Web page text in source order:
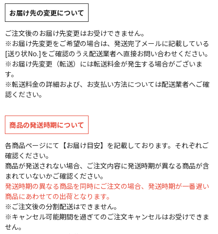
お届け先の変更について
ご注文後のお届け先変更はお受けできません。
※お届け先変更をご希望の場合は、発送完了メールに記載している
[送り状No.]をご確認のうえ配送業者へ直接お問い合わせください。
※お届け先変更（転送）には転送料金が発生する場合がございま
す。
※転送料金の詳細および、お支払い方法については配送業者へご確
認ください。
商品の発送時期について
各商品ページにて【お届け目安】を記載しております。それぞれご
確認ください。
商品が発送されない場合、ご注文内容に発送時期が異なる商品が含
まれていないかご確認ください。
発送時期の異なる商品を同時にご注文の場合、発送時期が一番遅い
商品にあわせての出荷となります。
※ご注文後の分割配送はできません。
※キャンセル可能期間を過ぎてのご注文キャンセルはお受けできま
せん。